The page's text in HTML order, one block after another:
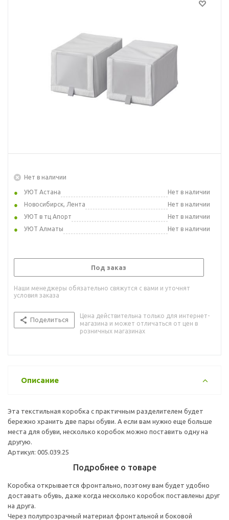
Нет в наличии
УЮТ Астана
Нет в наличии
Новосибирск, Лента
Нет в наличии
УЮТ в тц Апорт
Нет в наличии
УЮТ Алматы
Нет в наличии
Под заказ
Наши менеджеры обязательно свяжутся с вами и уточнят
условия заказа
Поделиться
Цена действительна только для интернет-
магазина и может отличаться от цен в
розничных магазинах
Описание
Эта текстильная коробка с практичным разделителем будет
бережно хранить две пары обуви. А если вам нужно еще больше
места для обуви, несколько коробок можно поставить одну на
другую.
Артикул: 005.039.25
Подробнее о товаре
Коробка открывается фронтально, поэтому вам будет удобно
доставать обувь, даже когда несколько коробок поставлены друг
на друга.
Через полупрозрачный материал фронтальной и боковой